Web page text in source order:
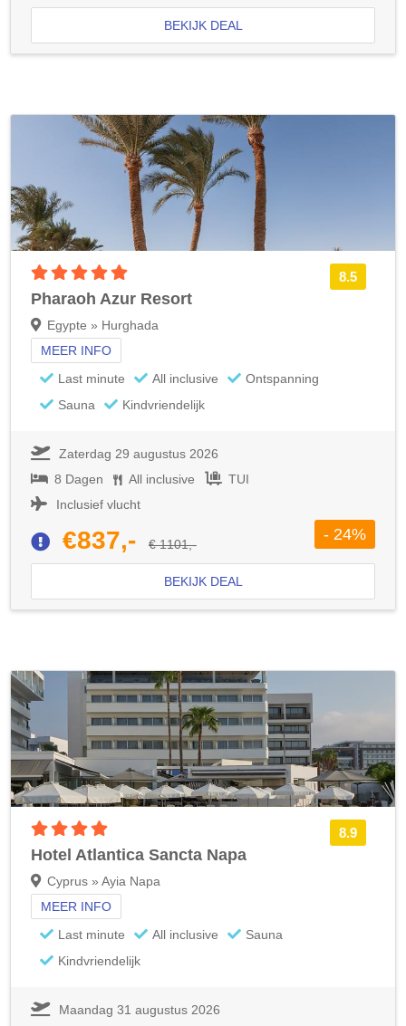
BEKIJK DEAL
8.5
Pharaoh Azur Resort
Egypte » Hurghada
MEER INFO
Last minute
All inclusive
Ontspanning
Sauna
Kindvriendelijk
Zaterdag 29 augustus 2026
8 Dagen
All inclusive
TUI
Inclusief vlucht
€837,- € 1101,-
- 24%
BEKIJK DEAL
8.9
Hotel Atlantica Sancta Napa
Cyprus » Ayia Napa
MEER INFO
Last minute
All inclusive
Sauna
Kindvriendelijk
Maandag 31 augustus 2026